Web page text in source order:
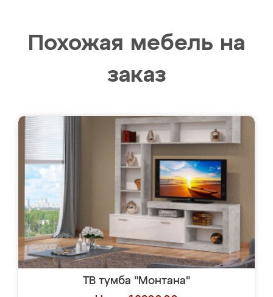
Похожая мебель на
заказ
ТВ тумба "Монтана"